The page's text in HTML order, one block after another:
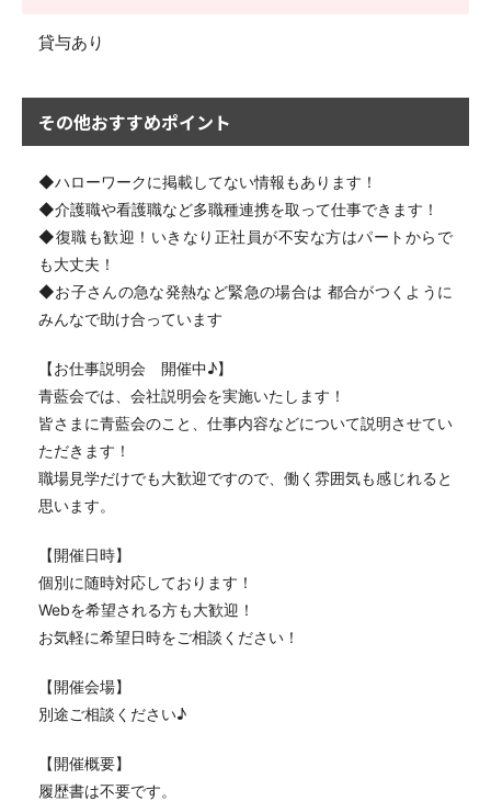
貸与あり
その他おすすめポイント
◆ハローワークに掲載してない情報もあります！
◆介護職や看護職など多職種連携を取って仕事できます！
◆復職も歓迎！いきなり正社員が不安な方はパートからで
も大丈夫！
◆お子さんの急な発熱など緊急の場合は 都合がつくように
みんなで助け合っています
【お仕事説明会 開催中♪】
青藍会では、会社説明会を実施いたします！
皆さまに青藍会のこと、仕事内容などについて説明させてい
ただきます！
職場見学だけでも大歓迎ですので、働く雰囲気も感じれると
思います。
【開催日時】
個別に随時対応しております！
Webを希望される方も大歓迎！
お気軽に希望日時をご相談ください！
【開催会場】
別途ご相談ください♪
【開催概要】
履歴書は不要です。